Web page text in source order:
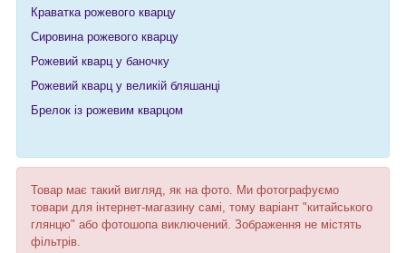
Краватка рожевого кварцу
Сировина рожевого кварцу
Рожевий кварц у баночку
Рожевий кварц у великій бляшанці
Брелок із рожевим кварцом
Товар має такий вигляд, як на фото. Ми фотографуємо
товари для інтернет-магазину самі, тому варіант "китайського
глянцю" або фотошопа виключений. Зображення не містять
фільтрів.